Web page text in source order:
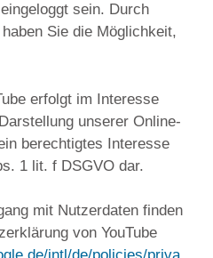
eingeloggt sein. Durch
Sie die Möglichkeit,
erfolgt im Interesse
unserer Online-
berechtigtes Interesse
1 lit. f DSGVO dar.
mit Nutzerdaten finden
von YouTube